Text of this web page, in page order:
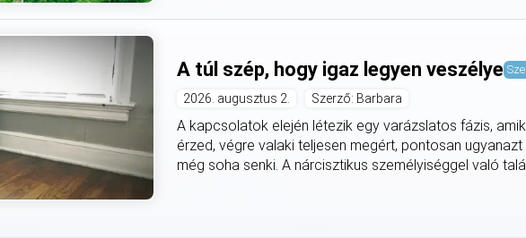
A túl szép, hogy igaz legyen veszélye
2026. augusztus 2. Szerző: Barbara
A kapcsolatok elején létezik egy varázslatos fázis,
érzed, végre valaki teljesen megért, pontosan
még soha senki. A nárcisztikus személyiséggel való